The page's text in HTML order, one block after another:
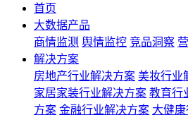
首页
大数据产品
商情监测 舆情监控 竞品洞察
解决方案
房地产行业解决方案 美妆行业
家居家装行业解决方案 教育行
方案 金融行业解决方案 大健